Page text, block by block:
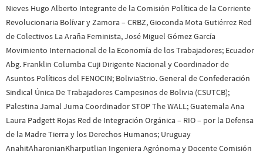
Nieves Hugo Alberto Integrante de la Comisión Política de la Corriente
Revolucionaria Bolívar y Zamora – CRBZ, Gioconda Mota Gutiérrez Red
de Colectivos La Araña Feminista, José Miguel Gómez García
Movimiento Internacional de la Economía de los Trabajadores; Ecuador
Abg. Franklin Columba Cuji Dirigente Nacional y Coordinador de
Asuntos Políticos del FENOCIN; BoliviaStrio. General de Confederación
Sindical Única De Trabajadores Campesinos de Bolivia (CSUTCB);
Palestina Jamal Juma Coordinador STOP The WALL; Guatemala Ana
Laura Padgett Rojas Red de Integración Orgánica – RIO – por la Defensa
de la Madre Tierra y los Derechos Humanos; Uruguay
AnahitAharonianKharputlian Ingeniera Agrónoma y Docente Comisión